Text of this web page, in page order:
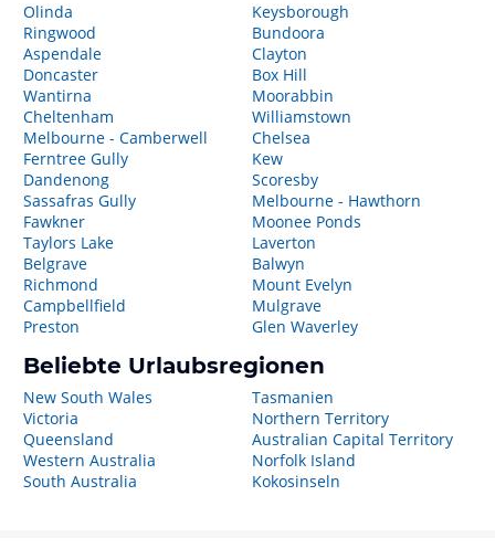
Olinda
Ringwood
Aspendale
Doncaster
Wantirna
Cheltenham
Melbourne - Camberwell
Ferntree Gully
Dandenong
Sassafras Gully
Fawkner
Taylors Lake
Belgrave
Richmond
Campbellfield
Preston
Keysborough
Bundoora
Clayton
Box Hill
Moorabbin
Williamstown
Chelsea
Kew
Scoresby
Melbourne - Hawthorn
Moonee Ponds
Laverton
Balwyn
Mount Evelyn
Mulgrave
Glen Waverley
Beliebte Urlaubsregionen
New South Wales
Victoria
Queensland
Western Australia
South Australia
Tasmanien
Northern Territory
Australian Capital Territory
Norfolk Island
Kokosinseln